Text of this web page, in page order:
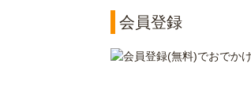
会員登録